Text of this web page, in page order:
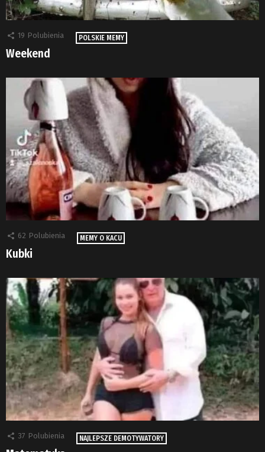
19 Polubienia POLSKIE MEMY
Weekend
62 Polubienia MEMY O KACU
Kubki
37 Polubienia NAJLEPSZE DEMOTYWATORY